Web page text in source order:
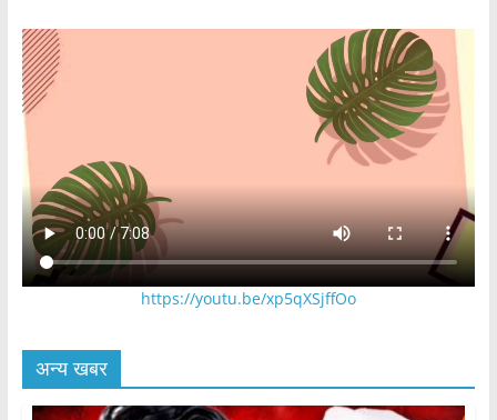
https://youtu.be/xp5qXSjffOo
अन्य खबर